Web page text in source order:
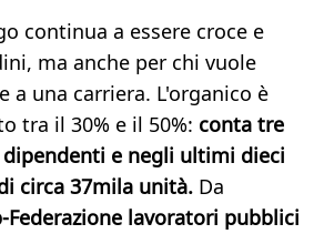
continua a essere croce e
ma anche per chi vuole
a una carriera. L'organico è
tra il 30% e il 50%: conta tre
e negli ultimi dieci
circa 37mila unità. Da
Federazione lavoratori pubblici